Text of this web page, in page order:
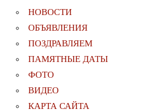
НОВОСТИ
ОБЪЯВЛЕНИЯ
ПОЗДРАВЛЯЕМ
ПАМЯТНЫЕ ДАТЫ
ФОТО
ВИДЕО
КАРТА САЙТА